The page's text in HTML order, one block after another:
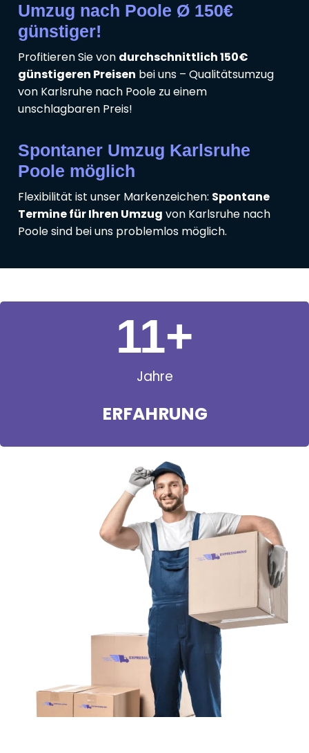
Umzug nach Poole Ø 150€
günstiger!
Profitieren Sie von durchschnittlich 150€
günstigeren Preisen bei uns – Qualitätsumzug
von Karlsruhe nach Poole zu einem
unschlagbaren Preis!
Spontaner Umzug Karlsruhe
Poole möglich
Flexibilität ist unser Markenzeichen: Spontane
Termine für Ihren Umzug von Karlsruhe nach
Poole sind bei uns problemlos möglich.
Jahre
ERFAHRUNG
11+